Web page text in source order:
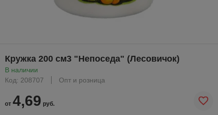
Кружка 200 см3 "Непоседа" (Лесовичок)
В наличии
Код: 208707
Опт и розница
от 4,69 руб.